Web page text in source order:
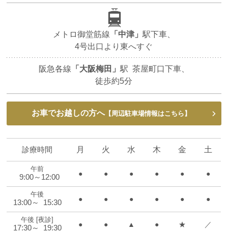
メトロ御堂筋線 「中津」 駅下車、
4号出口より東へすぐ
阪急各線 「大阪梅田」 駅 茶屋町口下車、
徒歩約5分
お車でお越しの方へ【周辺駐車場情報はこちら】
診療時間 月 火 水 木 金 土
午前
9:00～12:00 ● ● ● ● ● ●
午後
13:00～ 15:30 ● ● ● ● ● ●
午後 [夜診]
17:30～ 19:30 ● ● ▲ ● ★ ／